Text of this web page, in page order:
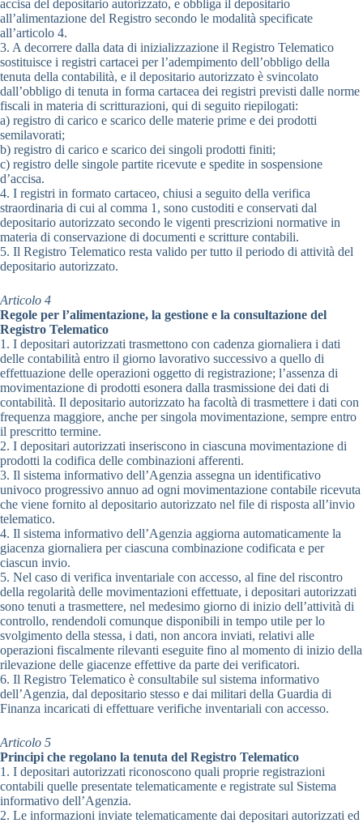
accisa del depositario autorizzato, e obbliga il depositario
all’alimentazione del Registro secondo le modalità specificate
all’articolo 4.
3. A decorrere dalla data di inizializzazione il Registro Telematico
sostituisce i registri cartacei per l’adempimento dell’obbligo della
tenuta della contabilità, e il depositario autorizzato è svincolato
dall’obbligo di tenuta in forma cartacea dei registri previsti dalle norme
fiscali in materia di scritturazioni, qui di seguito riepilogati:
a) registro di carico e scarico delle materie prime e dei prodotti
semilavorati;
b) registro di carico e scarico dei singoli prodotti finiti;
c) registro delle singole partite ricevute e spedite in sospensione
d’accisa.
4. I registri in formato cartaceo, chiusi a seguito della verifica
straordinaria di cui al comma 1, sono custoditi e conservati dal
depositario autorizzato secondo le vigenti prescrizioni normative in
materia di conservazione di documenti e scritture contabili.
5. Il Registro Telematico resta valido per tutto il periodo di attività del
depositario autorizzato.
Articolo 4
Regole per l’alimentazione, la gestione e la consultazione del
Registro Telematico
1. I depositari autorizzati trasmettono con cadenza giornaliera i dati
delle contabilità entro il giorno lavorativo successivo a quello di
effettuazione delle operazioni oggetto di registrazione; l’assenza di
movimentazione di prodotti esonera dalla trasmissione dei dati di
contabilità. Il depositario autorizzato ha facoltà di trasmettere i dati con
frequenza maggiore, anche per singola movimentazione, sempre entro
il prescritto termine.
2. I depositari autorizzati inseriscono in ciascuna movimentazione di
prodotti la codifica delle combinazioni afferenti.
3. Il sistema informativo dell’Agenzia assegna un identificativo
univoco progressivo annuo ad ogni movimentazione contabile ricevuta
che viene fornito al depositario autorizzato nel file di risposta all’invio
telematico.
4. Il sistema informativo dell’Agenzia aggiorna automaticamente la
giacenza giornaliera per ciascuna combinazione codificata e per
ciascun invio.
5. Nel caso di verifica inventariale con accesso, al fine del riscontro
della regolarità delle movimentazioni effettuate, i depositari autorizzati
sono tenuti a trasmettere, nel medesimo giorno di inizio dell’attività di
controllo, rendendoli comunque disponibili in tempo utile per lo
svolgimento della stessa, i dati, non ancora inviati, relativi alle
operazioni fiscalmente rilevanti eseguite fino al momento di inizio della
rilevazione delle giacenze effettive da parte dei verificatori.
6. Il Registro Telematico è consultabile sul sistema informativo
dell’Agenzia, dal depositario stesso e dai militari della Guardia di
Finanza incaricati di effettuare verifiche inventariali con accesso.
Articolo 5
Principi che regolano la tenuta del Registro Telematico
1. I depositari autorizzati riconoscono quali proprie registrazioni
contabili quelle presentate telematicamente e registrate sul Sistema
informativo dell’Agenzia.
2. Le informazioni inviate telematicamente dai depositari autorizzati ed